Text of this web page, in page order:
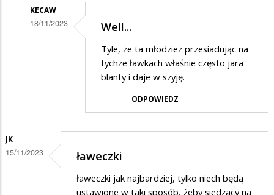
KECAW
18/11/2023
odpowiedzi
Znikające
Well...
Tyle, że ta młodzież przesiadując na
tychże ławkach właśnie często jara
blanty i daje w szyję.
ODPOWIEDZ
JK
15/11/2023 ławeczki
ławeczki jak najbardziej, tylko niech będą
ustawione w taki sposób, żeby siedzący na